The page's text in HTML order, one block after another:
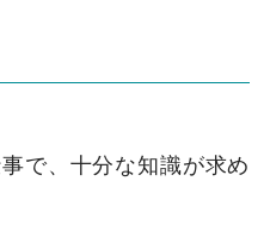
で、十分な知識が求め